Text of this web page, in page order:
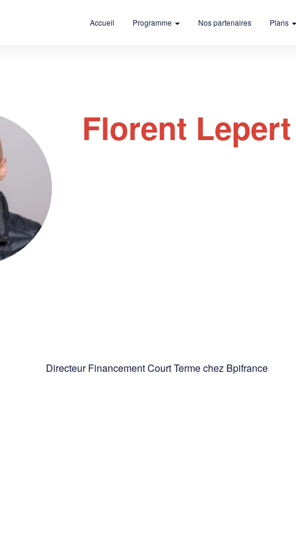
Accueil Programme Nos partenaires Plans
Florent Lepert
Directeur Financement Court Terme chez Bpifrance